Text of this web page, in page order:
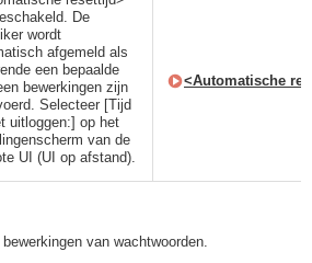
De
wordt
afgemeld als
een bepaalde
bewerkingen zijn
Selecteer [Tijd
uitloggen:] op het
van de
UI (UI op afstand).
<Automatische
van wachtwoorden.